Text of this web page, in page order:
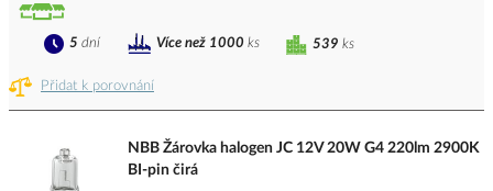
Přidat k porovnání
539 ks
5 dní Více než 1000 ks
NBB Žárovka halogen JC 12V 20W G4 220lm 2900K
BI-pin čirá